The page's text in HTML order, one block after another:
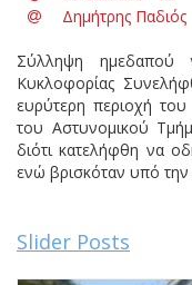
Δημήτρης Παδιός
Σύλληψη ημεδαπού
Κυκλοφορίας
ευρύτερη περιοχή
του Αστυνομικού
διότι κατελήφθη να
ενώ βρισκόταν υπό την
Slider Posts